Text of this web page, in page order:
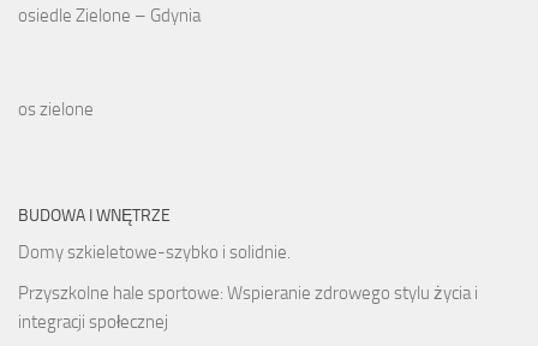
osiedle Zielone – Gdynia
os zielone
BUDOWA I WNĘTRZE
Domy szkieletowe-szybko i solidnie.
Przyszkolne hale sportowe: Wspieranie zdrowego stylu życia i
integracji społecznej